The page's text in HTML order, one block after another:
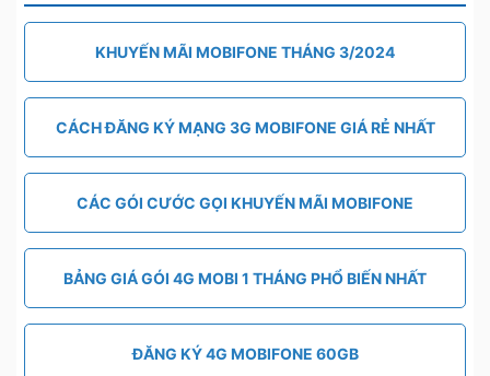
KHUYẾN MÃI MOBIFONE THÁNG 3/2024
CÁCH ĐĂNG KÝ MẠNG 3G MOBIFONE GIÁ RẺ NHẤT
CÁC GÓI CƯỚC GỌI KHUYẾN MÃI MOBIFONE
BẢNG GIÁ GÓI 4G MOBI 1 THÁNG PHỔ BIẾN NHẤT
ĐĂNG KÝ 4G MOBIFONE 60GB